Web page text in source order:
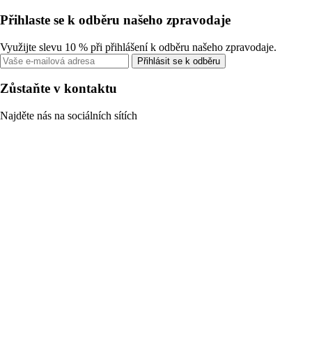
Přihlaste se k odběru našeho zpravodaje
Využijte slevu 10 % při přihlášení k odběru našeho zpravodaje.
Přihlásit se k odběru
Zůstaňte v kontaktu
Najděte nás na sociálních sítích